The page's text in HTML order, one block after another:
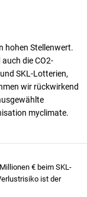
ho­hen Stellen­wert.
die CO2-
SKL-Lotterien,
wir rück­wirkend
myclimate.
€ beim SKL-
ist der